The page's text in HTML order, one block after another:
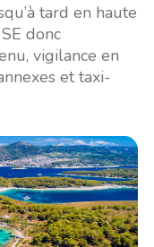
tard en haute
donc
vigilance en
et taxi-